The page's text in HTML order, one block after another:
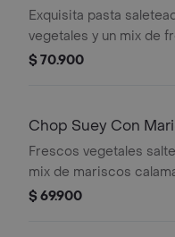
Exquisita pasta
vegetales y un mix de
mariscos (calamar
$ 70.900
Chop Suey Con
Frescos vegetales
mix de mariscos
palmito de cangrejo
$ 69.900